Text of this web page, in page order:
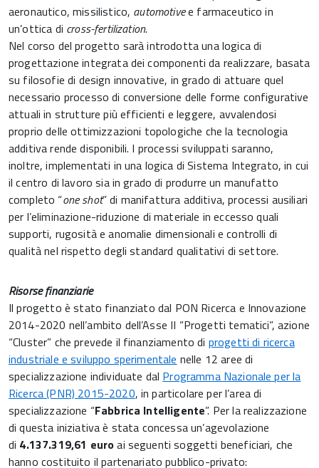
aeronautico, missilistico, automotivee farmaceutico in
un’ottica di cross-fertilization.
Nel corso del progetto sarà introdotta una logica di
progettazione integrata dei componenti da realizzare, basata
su filosofie di design innovative, in grado di attuare quel
necessario processo di conversione delle forme configurative
attuali in strutture più efficienti e leggere, avvalendosi
proprio delle ottimizzazioni topologiche che la tecnologia
additiva rende disponibili. I processi sviluppati saranno,
inoltre, implementati in una logica di Sistema Integrato, in cui
il centro di lavoro sia in grado di produrre un manufatto
completo “one shot” di manifattura additiva, processi ausiliari
per l’eliminazione-riduzione di materiale in eccesso quali
supporti, rugosità e anomalie dimensionali e controlli di
qualità nel rispetto degli standard qualitativi di settore.
Risorse finanziarie
Il progetto è stato finanziato dal PON Ricerca e Innovazione
2014-2020 nell’ambito dell’Asse II “Progetti tematici”, azione
“Cluster” che prevede il finanziamento di progetti di ricerca
industriale e sviluppo sperimentale nelle 12 aree di
specializzazione individuate dal Programma Nazionale per la
Ricerca (PNR) 2015-2020, in particolare per l’area di
specializzazione “Fabbrica Intelligente”. Per la realizzazione
di questa iniziativa è stata concessa un’agevolazione
di 4.137.319,61 euroai seguenti soggetti beneficiari, che
hanno costituito il partenariato pubblico-privato: